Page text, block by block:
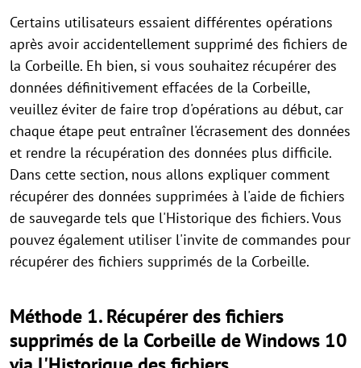
Certains utilisateurs essaient différentes opérations
après avoir accidentellement supprimé des fichiers de
la Corbeille. Eh bien, si vous souhaitez récupérer des
données définitivement effacées de la Corbeille,
veuillez éviter de faire trop d'opérations au début, car
chaque étape peut entraîner l'écrasement des données
et rendre la récupération des données plus difficile.
Dans cette section, nous allons expliquer comment
récupérer des données supprimées à l'aide de fichiers
de sauvegarde tels que l'Historique des fichiers. Vous
pouvez également utiliser l'invite de commandes pour
récupérer des fichiers supprimés de la Corbeille.
Méthode 1. Récupérer des fichiers
supprimés de la Corbeille de Windows 10